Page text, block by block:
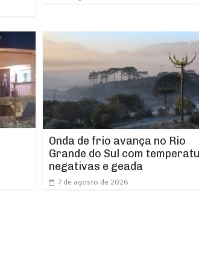
Onda de frio avança no Rio
Grande do Sul com
negativas e geada
7 de agosto de 2026